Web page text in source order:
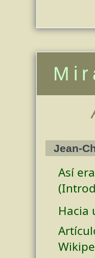
Jean-
Así
Hacia